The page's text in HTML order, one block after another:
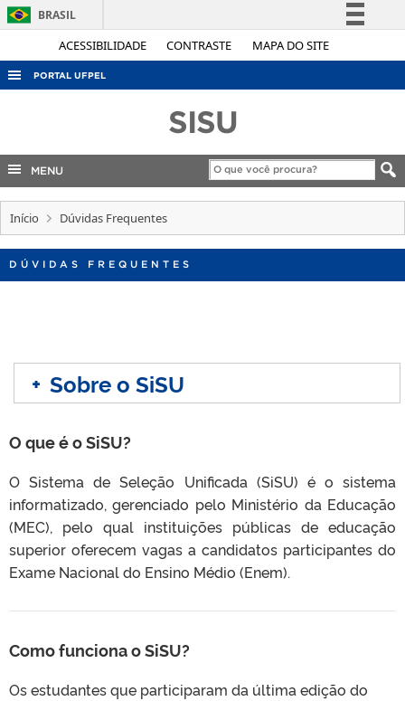
ACESSIBILIDADE CONTRASTE MAPA DO SITE
BRASIL
Simplifique!
Acesso à informação
Legislação
Canais
PORTAL UFPEL
COBALTO
INTERNACIONAL
SISU
MENU
Início Dúvidas Frequentes
DÚVIDAS FREQUENTES
+ Sobre o SiSU
O que é o SiSU?
O Sistema de Seleção Unificada (SiSU) é o sistema
informatizado, gerenciado pelo Ministério da Educação
(MEC), pelo qual instituições públicas de educação
superior oferecem vagas a candidatos participantes do
Exame Nacional do Ensino Médio (Enem).
Como funciona o SiSU?
Os estudantes que participaram da última edição do